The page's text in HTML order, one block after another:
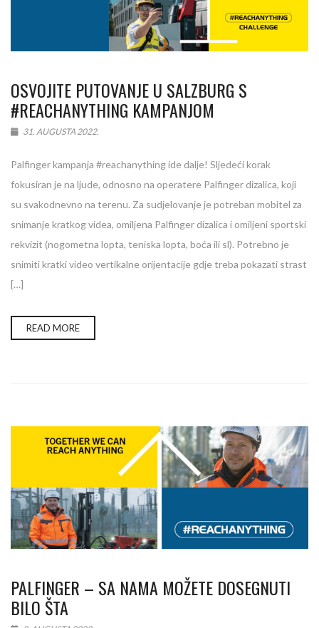
OSVOJITE PUTOVANJE U SALZBURG S
#REACHANYTHING KAMPANJOM
31. AUGUSTA 2022.
Palfinger kampanja #reachanything ide dalje! Sljedeći korak
fokusiran je na ljude, odnosno na operatere Palfinger dizalica, koji
su svakodnevno na terenu. Za sudjelovanje je potreban mobitel za
snimanje kratkog videa, omiljena Palfinger dizalica i omiljeni sportski
rekvizit (nogometna lopta, teniska lopta, boća ili sl). Potrebno je
snimiti kratki video vertikalne orijentacije gdje treba pokazati strast
[…]
READ MORE
PALFINGER – SA NAMA MOŽETE DOSEGNUTI
BILO ŠTA